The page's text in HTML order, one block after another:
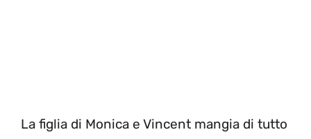
La figlia di Monica e Vincent mangia di tutto